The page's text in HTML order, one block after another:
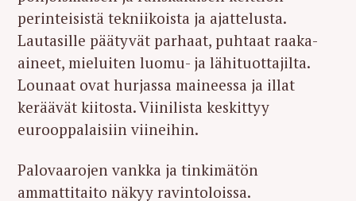
perinteisistä tekniikoista ja ajattelusta.
Lautasille päätyvät parhaat, puhtaat raaka-
aineet, mieluiten luomu- ja lähituottajilta.
Lounaat ovat hurjassa maineessa ja illat
keräävät kiitosta. Viinilista keskittyy
eurooppalaisiin viineihin.
Palovaarojen vankka ja tinkimätön
ammattitaito näkyy ravintoloissa.